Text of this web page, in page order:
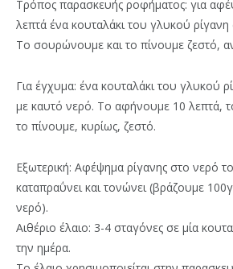
Τρόπος παρασκευής ροφήματος: για
λεπτά ένα κουταλάκι του γλυκού ρίγανη
Το σουρώνουμε και το πίνουμε ζεστό,
Για έγχυμα: ένα κουταλάκι του γλυκού
με καυτό νερό. Το αφήνουμε 10 λεπτά,
το πίνουμε, κυρίως, ζεστό.
Εξωτερική: Αφέψημα ρίγανης στο νερό
καταπραΰνει και τονώνει (βράζουμε
νερό).
Αιθέριο έλαιο: 3-4 σταγόνες σε μία
την ημέρα.